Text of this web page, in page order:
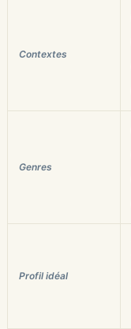
Contextes
Genres
Profil idéal